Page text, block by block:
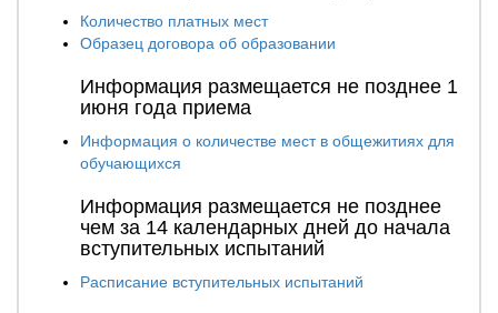
Количество платных мест
Образец договора об образовании
Информация размещается не позднее 1
июня года приема
Информация о количестве мест в общежитиях для
обучающихся
Информация размещается не позднее
чем за 14 календарных дней до начала
вступительных испытаний
Расписание вступительных испытаний